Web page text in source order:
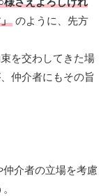
のように、先方
を交わしてきた場
仲介者にもその旨
介者の立場を考慮